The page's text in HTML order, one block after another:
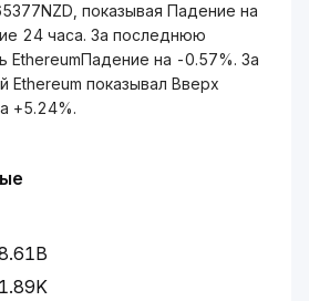
показывая Падение на
24 часа. За последнюю
EthereumПадение на -0.57%. За
Ethereum показывал Вверх
+5.24%.
1.89K